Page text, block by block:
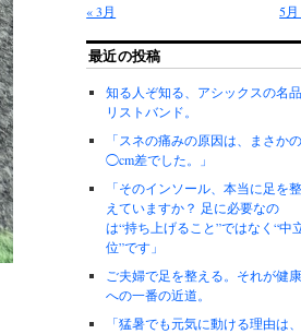
« 3月 5
最近の投稿
知る人ぞ知る、アシックスの名品
リストバンド。
「スネの痛みの原因は、まさかの
◯cm差でした。」
「そのインソール、本当に足を整
えていますか？ 足に必要なの
は“持ち上げること”ではなく“中
位”です」
ご夫婦で足を整える。それが健康
への一番の近道。
「猛暑でも元気に動ける理由は、